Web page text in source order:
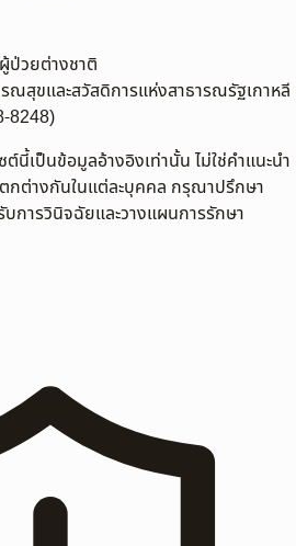
ป่วยต่างชาติ
ณสุขและสวัสดิการแห่งสาธารณรัฐเกาหลี
8248)
นี้เป็นข้อมูลอ้างอิงเท่านั้น ไม่ใช่คำแนะนำ
กต่างกันในแต่ละบุคคล กรุณาปรึกษา
การวินิจฉัยและวางแผนการรักษา